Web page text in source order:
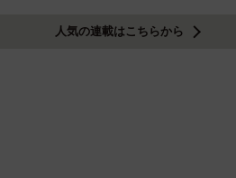
人気の連載はこちらから